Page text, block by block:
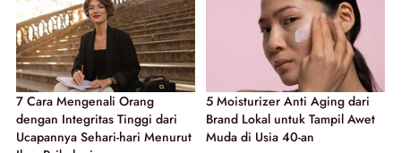
7 Cara Mengenali Orang
dengan Integritas Tinggi dari
Ucapannya Sehari-hari Menurut
5 Moisturizer Anti Aging dari
Brand Lokal untuk Tampil Awet
Muda di Usia 40-an